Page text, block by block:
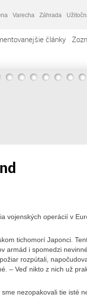
Varecha Záhrada
články
vojenských operácií v
tichomorí Japonci.
armád i spomedzi
rozpútali,
– Veď nikto z nich už
nezopakovali tie isté